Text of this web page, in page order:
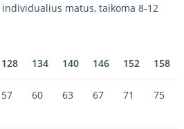
matus, taikoma 8-12
128 134 140 146 152 158
57 60 63 67 71 75